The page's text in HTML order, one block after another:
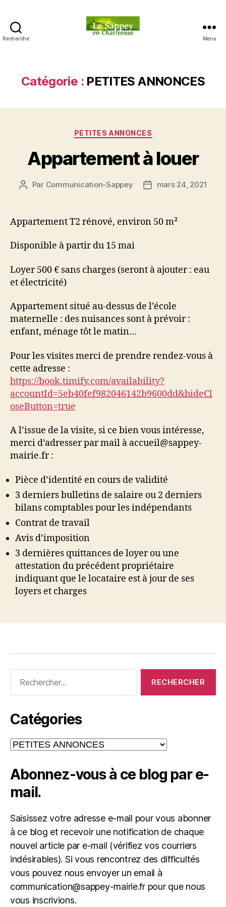
Recherche
en
Chartreuse
Menu
Catégorie : PETITES ANNONCES
Catégories
PETITES ANNONCES
Appartement à louer
Auteur
Par Communication-Sappey
Datemars 24, 2021
Appartement T2 rénové, environ 50 m²
Disponible à partir du 15 mai
Loyer 500 € sans charges (seront à ajouter : eau
et électricité)
Appartement situé au-dessus de l’école
maternelle : des nuisances sont à prévoir :
enfant, ménage tôt le matin…
Pour les visites merci de prendre rendez-vous à
cette adresse :
https://book.timify.com/availability?
accountId=5eb40fef982046142b9600dd&hideCl
oseButton=true
A l’issue de la visite, si ce bien vous intéresse,
merci d’adresser par mail à accueil@sappey-
mairie.fr :
Pièce d’identité en cours de validité
3 derniers bulletins de salaire ou 2 derniers
bilans comptables pour les indépendants
Contrat de travail
Avis d’imposition
3 dernières quittances de loyer ou une
attestation du précédent propriétaire
indiquant que le locataire est à jour de ses
loyers et charges
Catégories
Catégories
Abonnez-vous à ce blog par e-
mail.
Saisissez votre adresse e-mail pour vous abonner
à ce blog et recevoir une notification de chaque
nouvel article par e-mail (vérifiez vos courriers
indésirables). Si vous rencontrez des difficultés
vous pouvez nous envoyer un email à
communication@sappey-mairie.fr pour que nous
vous inscrivions.